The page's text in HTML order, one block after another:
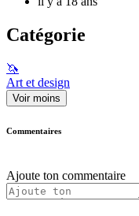
Catégorie
🦄
Art et design
Voir moins
Commentaires
Ajoute ton commentaire